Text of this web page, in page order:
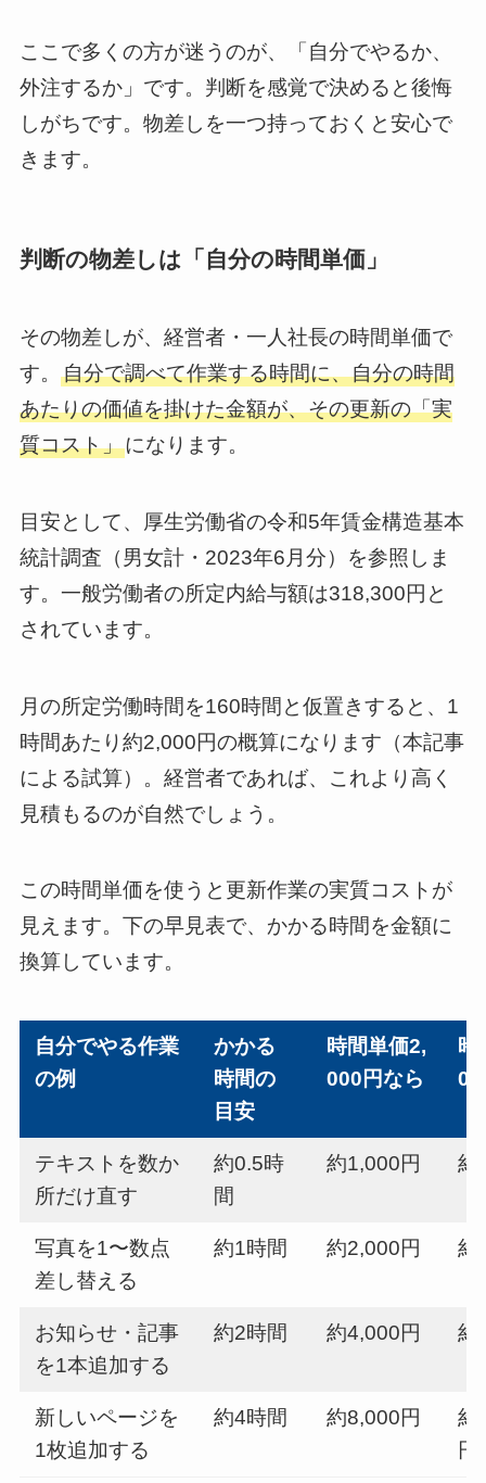
ここで多くの方が迷うのが、「自分でやるか、
外注するか」です。判断を感覚で決めると後悔
しがちです。物差しを一つ持っておくと安心で
きます。
判断の物差しは「自分の時間単価」
その物差しが、経営者・一人社長の時間単価で
す。 自分で調べて作業する時間に、自分の時間
あたりの価値を掛けた金額が、その更新の「実
質コスト」になります。
目安として、厚生労働省の令和5年賃金構造基本
統計調査（男女計・2023年6月分）を参照しま
す。一般労働者の所定内給与額は318,300円と
されています。
月の所定労働時間を160時間と仮置きすると、1
時間あたり約2,000円の概算になります（本記事
による試算）。経営者であれば、これより高く
見積もるのが自然でしょう。
この時間単価を使うと更新作業の実質コストが
見えます。下の早見表で、かかる時間を金額に
換算しています。
自分でやる作業
の例
かかる
時間の
目安
時間単価2,
000円なら
時
テキストを数か
所だけ直す
約0.5時
間
約1,000円 約
写真を1〜数点
差し替える
約1時間 約2,000円 約
お知らせ・記事
を1本追加する
約2時間 約4,000円 約
新しいページを
1枚追加する
約4時間 約8,000円
約
円